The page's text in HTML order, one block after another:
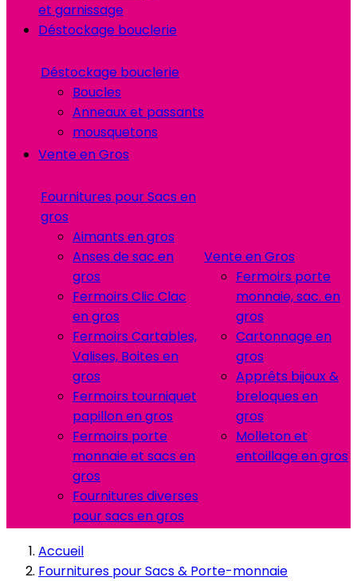
et garnissage
Déstockage bouclerie
Déstockage bouclerie
Boucles
Anneaux et passants
mousquetons
Vente en Gros
Fournitures pour Sacs en
gros
Aimants en gros
Anses de sac en
gros
Fermoirs Clic Clac
en gros
Fermoirs Cartables,
Valises, Boites en
gros
Fermoirs tourniquet
papillon en gros
Fermoirs porte
monnaie et sacs en
gros
Fournitures diverses
pour sacs en gros
Vente en Gros
Fermoirs porte
monnaie, sac. en
gros
Cartonnage en
gros
Apprêts bijoux &
breloques en
gros
Molleton et
entoillage en gros
Accueil
Fournitures pour Sacs & Porte-monnaie